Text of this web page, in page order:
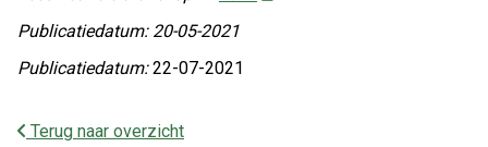
Publicatiedatum: 20-05-2021
Publicatiedatum:22-07-2021
Terug naar overzicht